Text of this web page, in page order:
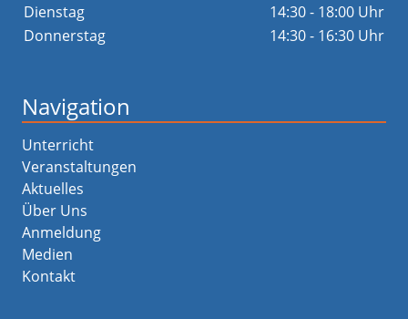
Dienstag
14:30 - 18:00 Uhr
Donnerstag
14:30 - 16:30 Uhr
Navigation
Unterricht
Veranstaltungen
Aktuelles
Über Uns
Anmeldung
Medien
Kontakt